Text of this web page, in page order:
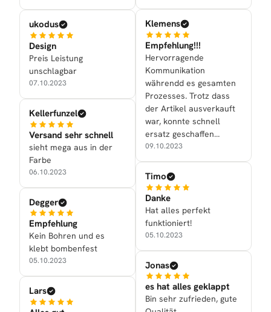
ukodus
Design
Preis Leistung
unschlagbar
07.10.2023
Kellerfunzel
Versand sehr schnell
sieht mega aus in der
Farbe
06.10.2023
Degger
Empfehlung
Kein Bohren und es
klebt bombenfest
05.10.2023
Lars
Klemens
Empfehlung!!!
Hervorragende
Kommunikation
währendd es gesamten
Prozesses. Trotz dass
der Artikel ausverkauft
war, konnte schnell
ersatz geschaffen
werden!
09.10.2023
Timo
Danke
Hat alles perfekt
funktioniert!
05.10.2023
Jonas
es hat alles geklappt
Bin sehr zufrieden, gute